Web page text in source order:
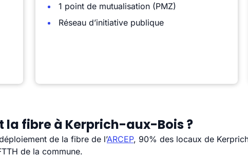
1 point de mutualisation (PMZ)
Réseau d’initiative publique
la fibre à Kerprich-aux-Bois ?
de la fibre de l’ARCEP, 90% des locaux de
de la commune.